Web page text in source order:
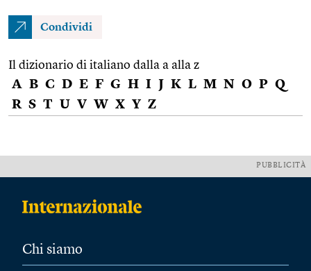
Condividi
Il dizionario di italiano dalla a alla z
A B C D E F G H I J K L M N O P Q
R S T U V W X Y Z
PUBBLICITÀ
Chi siamo